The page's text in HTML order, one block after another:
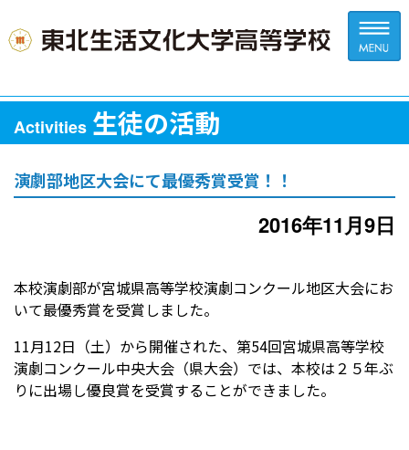
Activities 生徒の活動
演劇部地区大会にて最優秀賞受賞！！
2016年11月9日
本校演劇部が宮城県高等学校演劇コンクール地区大会にお
いて最優秀賞を受賞しました。
11月12日（土）から開催された、第54回宮城県高等学校
演劇コンクール中央大会（県大会）では、本校は２５年ぶ
りに出場し優良賞を受賞することができました。